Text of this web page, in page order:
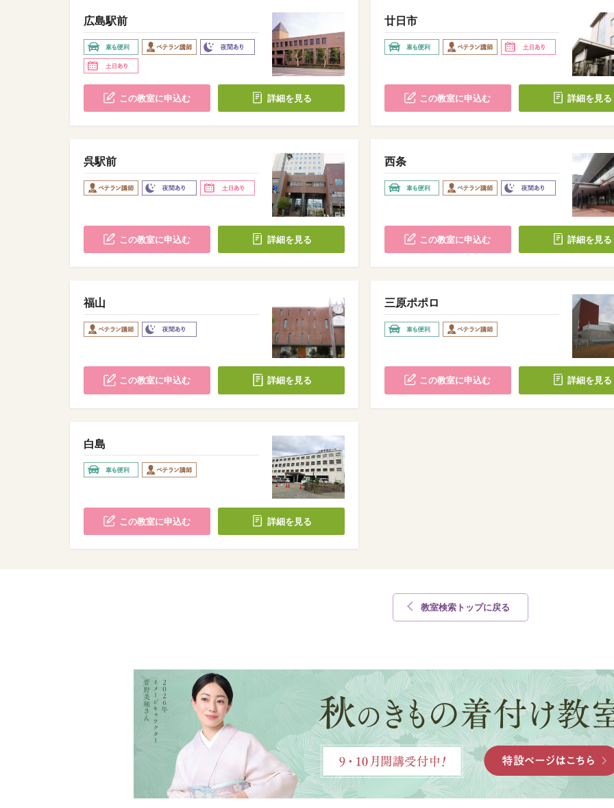
広島駅前
この教室に申込む 詳細を見る
廿日市
この教室に申込む 詳細を見る
呉駅前
この教室に申込む 詳細を見る
西条
この教室に申込む 詳細を見る
福山
この教室に申込む 詳細を見る
三原ポポロ
この教室に申込む 詳細を見る
白島
この教室に申込む 詳細を見る
教室検索トップに戻る